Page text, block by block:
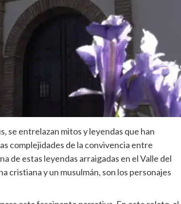
se entrelazan mitos y leyendas que han
complejidades de la convivencia entre
de estas leyendas arraigadas en el Valle del
cristiana y un musulmán, son los personajes